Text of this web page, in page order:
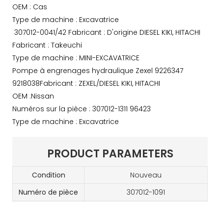
OEM : Cas
Type de machine : Excavatrice
307012-0041/42 Fabricant : D'origine DIESEL KIKI, HITACHI
Fabricant : Takeuchi
Type de machine : MINI-EXCAVATRICE
Pompe à engrenages hydraulique Zexel 9226347
9218038Fabricant : ZEXEL/DIESEL KIKI, HITACHI
OEM :Nissan
Numéros sur la pièce : 307012-1311 96423
Type de machine : Excavatrice
PRODUCT PARAMETERS
Condition
Nouveau
Numéro de pièce
307012-1091